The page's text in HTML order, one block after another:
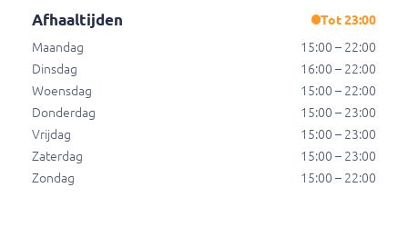
Pizza proscuitto
Tomaat, kaas en ham.
€ 12,50
Pizza proscuitto e salami
Afhaaltijden
Tot 23:00
Maandag
15:00 – 22:00
Dinsdag
16:00 – 22:00
Woensdag
15:00 – 22:00
Donderdag
15:00 – 23:00
Vrijdag
15:00 – 23:00
Zaterdag
15:00 – 23:00
Zondag
15:00 – 22:00